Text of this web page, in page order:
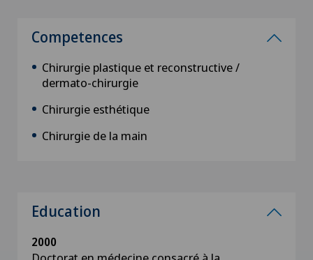
Competences
Chirurgie plastique et reconstructive /
dermato-chirurgie
Chirurgie esthétique
Chirurgie de la main
Education
2000